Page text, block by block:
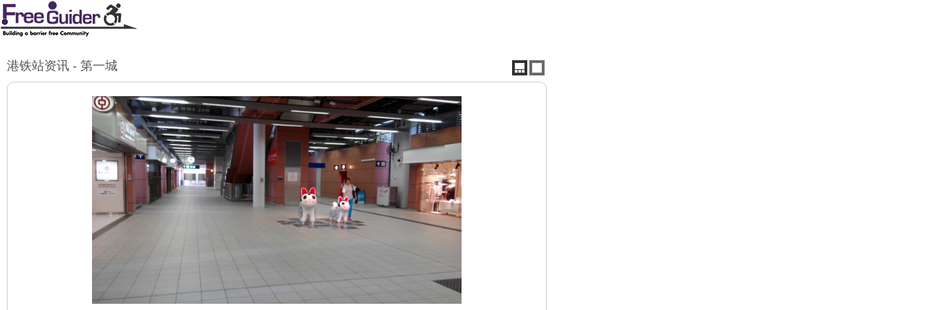
港铁站资讯 - 第一城